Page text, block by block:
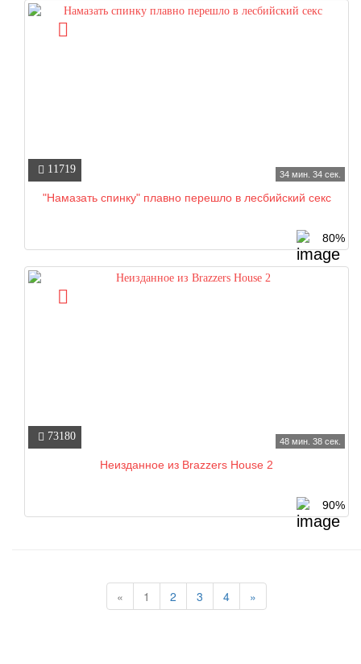
34 мин. 34 сек.
11719
"Намазать спинку" плавно перешло в лесбийский секс
80%
48 мин. 38 сек.
73180
Неизданное из Brazzers House 2
90%
« 1 (current)
2 3 4 »